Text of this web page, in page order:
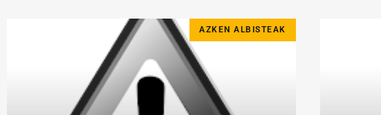
AZKEN ALBISTEAK